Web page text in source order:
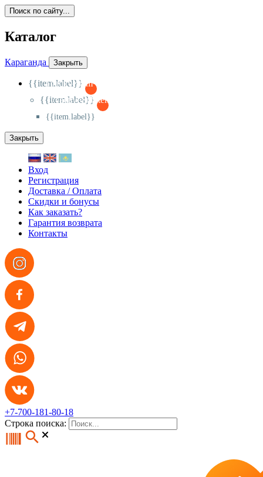
Поиск по сайту...
Каталог
Караганда Закрыть
{{item.label}}
{{activeItem==item.id?'-
{{item.label}}
{{activeSubitem==item.id?'-
{{item.label}}
Закрыть
Вход
Регистрация
Доставка / Оплата
Скидки и бонусы
Как заказать?
Гарантия возврата
Контакты
+7-700-181-80-18
Строка поиска: